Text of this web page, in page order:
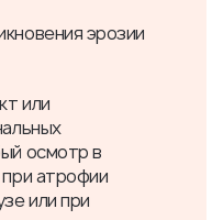
эрозии
или
осмотр в
атрофии
или при